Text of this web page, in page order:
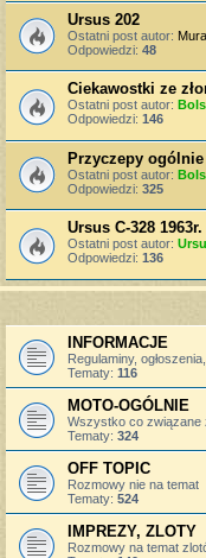
Ursus 202
Ostatni post autor:
Odpowiedzi: 48
Ciekawostki ze
Ostatni post autor:
Odpowiedzi: 146
Przyczepy
Ostatni post autor:
Odpowiedzi: 325
Ursus C-328
Ostatni post autor:
Odpowiedzi: 136
INFORMACJE
Regulaminy,
Tematy: 116
MOTO-OGÓLNIE
Wszystko co związane
Tematy: 324
OFF TOPIC
Rozmowy nie na temat
Tematy: 524
IMPREZY, ZLOTY
Rozmowy na temat